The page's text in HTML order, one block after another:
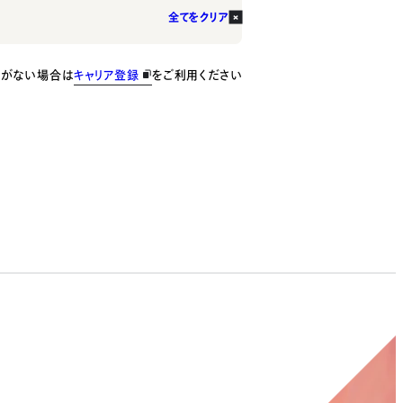
全てをクリア
ない場合はキャリア登録 をご利用ください